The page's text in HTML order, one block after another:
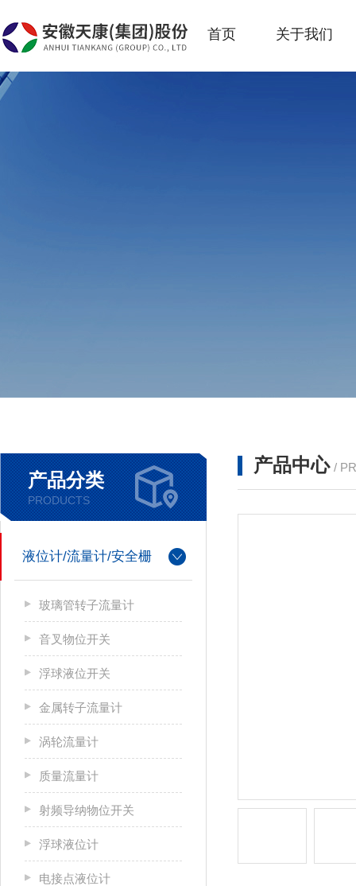
首页 关于我们
产品分类
PRODUCTS
液位计/流量计/安全栅
玻璃管转子流量计
音叉物位开关
浮球液位开关
金属转子流量计
涡轮流量计
质量流量计
射频导纳物位开关
浮球液位计
电接点液位计
产品中心 /